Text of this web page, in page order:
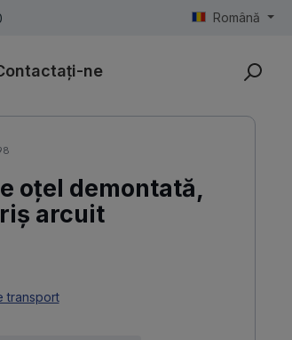
Română
ne
oțel demontată,
arcuit
transport